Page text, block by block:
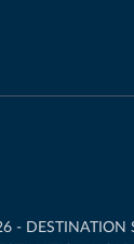
DESTINATION